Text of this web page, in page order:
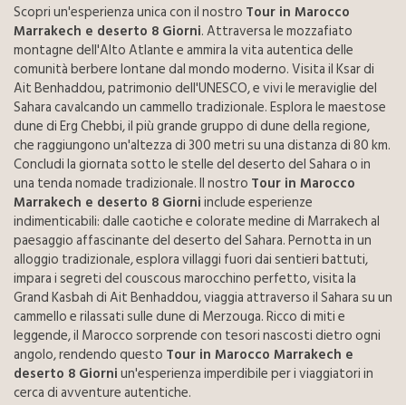
Scopri un'esperienza unica con il nostro Tour in Marocco
Marrakech e deserto 8 Giorni. Attraversa le mozzafiato
montagne dell'Alto Atlante e ammira la vita autentica delle
comunità berbere lontane dal mondo moderno. Visita il Ksar di
Ait Benhaddou, patrimonio dell'UNESCO, e vivi le meraviglie del
Sahara cavalcando un cammello tradizionale. Esplora le maestose
dune di Erg Chebbi, il più grande gruppo di dune della regione,
che raggiungono un'altezza di 300 metri su una distanza di 80 km.
Concludi la giornata sotto le stelle del deserto del Sahara o in
una tenda nomade tradizionale. Il nostro Tour in Marocco
Marrakech e deserto 8 Giorniinclude esperienze
indimenticabili: dalle caotiche e colorate medine di Marrakech al
paesaggio affascinante del deserto del Sahara. Pernotta in un
alloggio tradizionale, esplora villaggi fuori dai sentieri battuti,
impara i segreti del couscous marocchino perfetto, visita la
Grand Kasbah di Ait Benhaddou, viaggia attraverso il Sahara su un
cammello e rilassati sulle dune di Merzouga. Ricco di miti e
leggende, il Marocco sorprende con tesori nascosti dietro ogni
angolo, rendendo questo Tour in Marocco Marrakech e
deserto 8 Giorniun'esperienza imperdibile per i viaggiatori in
cerca di avventure autentiche.